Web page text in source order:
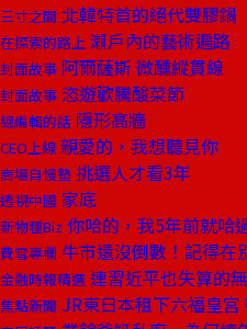
三寸之間 北韓特首的絕代雙膠鍋
在探索的路上 瀨戶內的藝術遍路
封面故事 阿爾薩斯 微醺縱貫線
封面故事 恣遊歡騰酸菜節
總編輯的話 隱形高牆
CEO上線 親愛的，我想聽見你
商場自慢塾 挑選人才看3年
透視中國 家底
新物種Biz 你哈的，我5年前就哈
費雪專欄 牛市還沒倒數！記得在
金融時報精選 連習近平也失算的
焦點新聞 JR東日本租下六福皇宮